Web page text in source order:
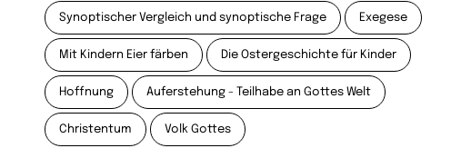
Synoptischer Vergleich und synoptische Frage Exegese
Mit Kindern Eier färben Die Ostergeschichte für Kinder
Hoffnung Auferstehung - Teilhabe an Gottes Welt
Christentum Volk Gottes